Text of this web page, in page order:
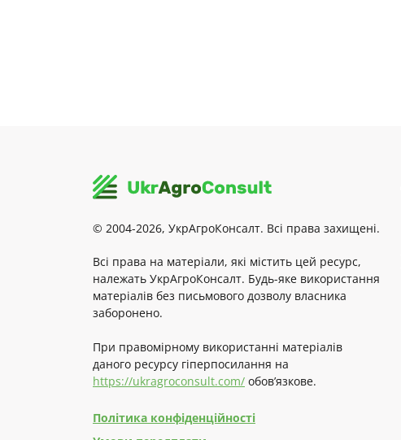
© 2004-2026, УкрАгроКонсалт. Всі права захищені.
Всі права на матеріали, які містить цей ресурс,
належать УкрАгроКонсалт. Будь-яке використання
матеріалів без письмового дозволу власника
заборонено.
При правомірному використанні матеріалів
даного ресурсу гіперпосилання на
https://ukragroconsult.com/ обов’язкове.
Політика конфіденційності